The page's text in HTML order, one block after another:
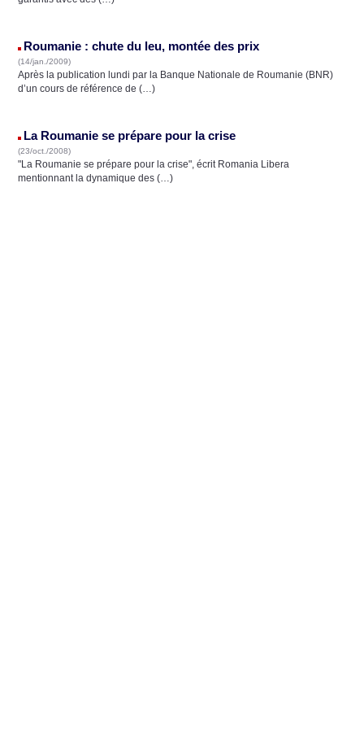
Roumanie : chute du leu, montée des prix
(14/jan./2009)
Après la publication lundi par la Banque Nationale de Roumanie (BNR)
d’un cours de référence de (…)
La Roumanie se prépare pour la crise
(23/oct./2008)
"La Roumanie se prépare pour la crise", écrit Romania Libera
mentionnant la dynamique des (…)